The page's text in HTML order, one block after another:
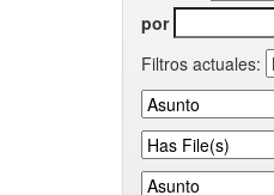
por
Filtros actuales: